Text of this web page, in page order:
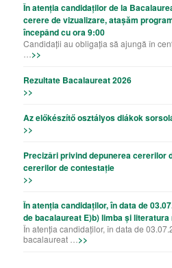
În atenția candidaților de la
cerere de vizualizare, atașăm
începând cu ora 9:00
Candidații au obligația să ajungă în
>>
Rezultate Bacalaureat 2026
>>
Az előkészítő osztályos diákok
>>
Precizǎri privind depunerea cererilor
cererilor de contestație
>>
În atenția candidaților, în data de
de bacalaureat E)b) limba și
În atenția candidaților, în data de
bacalaureat … >>